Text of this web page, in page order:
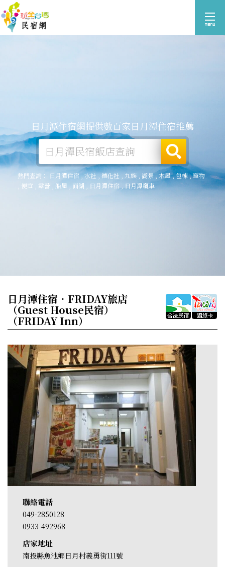
日月潭住宿網提供數百家日月潭住宿推薦
熱門查詢： 日月潭住宿 ,水社,德化社 九族 湖景, 木屋,包棟,寵物
便宜 露營 船屋 面湖 日月潭住宿 日月潭纜車
日月潭住宿‧FRIDAY旅店
（Guest House民宿）
（FRIDAY Inn）
聯絡電話
049-2850128
0933-492968
店家地址
南投縣魚池鄉日月村義勇街111號